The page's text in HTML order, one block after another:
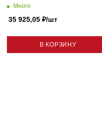
Много
35 925,05 ₽/шт
В КОРЗИНУ